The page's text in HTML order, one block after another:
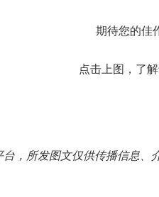
期待您的佳
点击上图，了
，所发图文仅供传播信息